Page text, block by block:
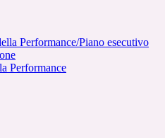
Performance/Piano esecutivo
Performance